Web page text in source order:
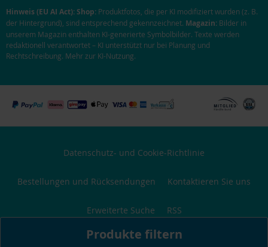
Produkte filtern
Hinweis (EU AI Act):Shop: Produktfotos, die per KI modifiziert wurden (z. B.
der Hintergrund), sind entsprechend gekennzeichnet. Magazin: Bilder in
unserem Magazin enthalten KI-generierte Symbolbilder. Texte werden
redaktionell verantwortet – KI unterstützt nur bei Planung und
Rechtschreibung. Mehr zur KI-Nutzung.
Datenschutz- und Cookie-Richtlinie
Bestellungen und Rücksendungen Kontaktieren Sie uns
Erweiterte Suche RSS
Copyright © 2018-2026 LALALO / Krisla GmbH